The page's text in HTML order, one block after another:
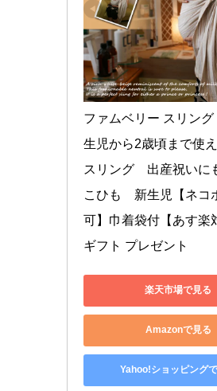
ファムベリー スリン
生児から2歳頃まで使
スリング　出産祝いに
こひも　新生児【ネコ
可】巾着袋付【あす楽
ギフト プレゼント
楽天市場で見る
Amazonで見る
Yahoo!ショッピング